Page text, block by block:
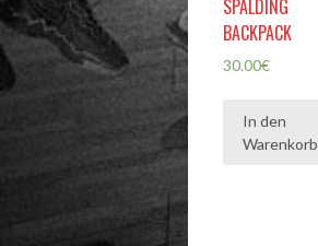
SPALDING
BACKPACK
30.00€
In den
Warenkorb